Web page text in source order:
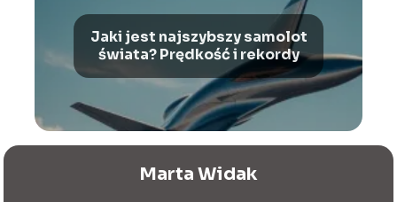
Jaki jest najszybszy samolot
świata? Prędkość i rekordy
Marta Widak